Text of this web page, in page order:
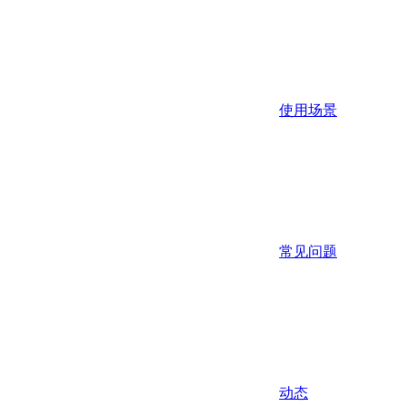
使用场景
常见问题
动态